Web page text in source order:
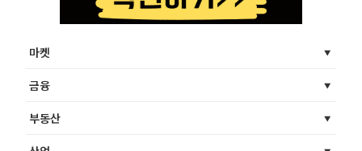
마켓
금융
부동산